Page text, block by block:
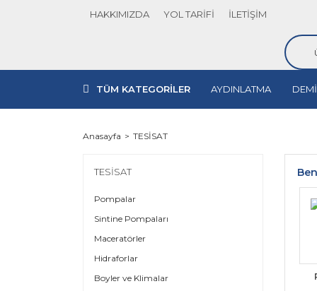
HAKKIMIZDA YOL TARİFİ İLETİŞİM
TÜM KATEGORİLER AYDINLATMA
Anasayfa TESİSAT
TESİSAT
Pompalar
Sintine Pompaları
Maceratörler
Hidraforlar
Boyler ve Klimalar